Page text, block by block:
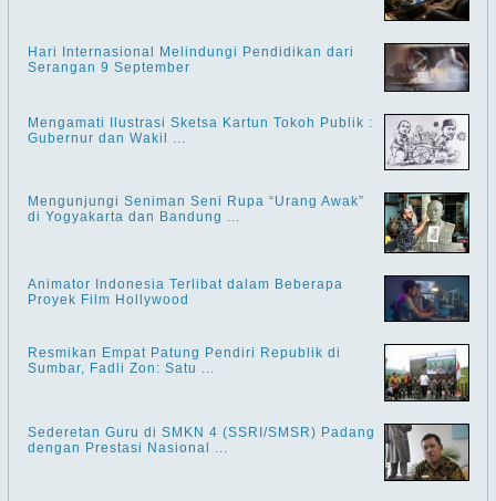
Hari Internasional Melindungi Pendidikan dari
Serangan 9 September
Mengamati Ilustrasi Sketsa Kartun Tokoh Publik :
Gubernur dan Wakil ...
Mengunjungi Seniman Seni Rupa “Urang Awak”
di Yogyakarta dan Bandung ...
Animator Indonesia Terlibat dalam Beberapa
Proyek Film Hollywood
Resmikan Empat Patung Pendiri Republik di
Sumbar, Fadli Zon: Satu ...
Sederetan Guru di SMKN 4 (SSRI/SMSR) Padang
dengan Prestasi Nasional ...